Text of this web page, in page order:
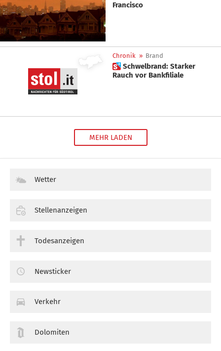
Francisco
Chronik » Brand
 Schwelbrand: Starker
Rauch vor Bankfiliale
MEHR LADEN
Wetter
Stellenanzeigen
Todesanzeigen
Newsticker
Verkehr
Dolomiten